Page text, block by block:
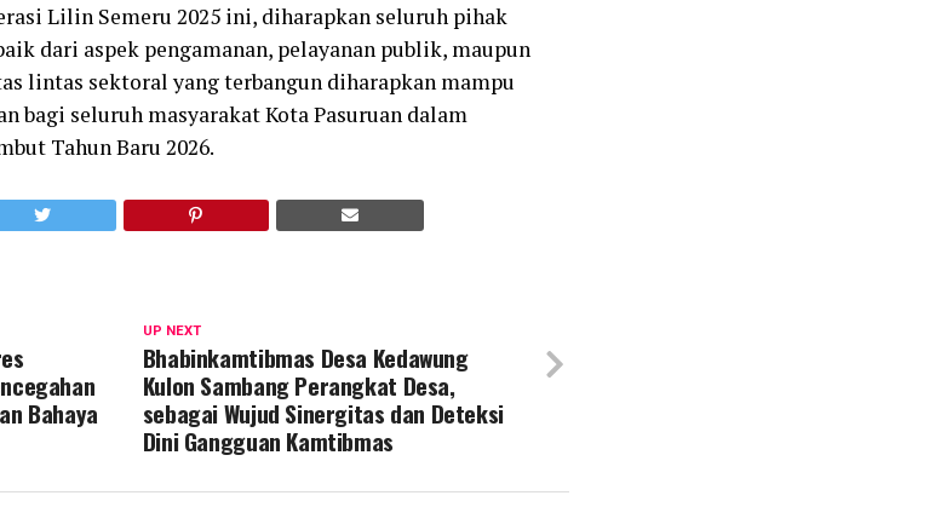
Lilin Semeru 2025 ini, diharapkan seluruh pihak
dari aspek pengamanan, pelayanan publik, maupun
lintas sektoral yang terbangun diharapkan mampu
bagi seluruh masyarakat Kota Pasuruan dalam
Tahun Baru 2026.
UP NEXT
Bhabinkamtibmas Desa Kedawung
Kulon Sambang Perangkat Desa,
sebagai Wujud Sinergitas dan Deteksi
Dini Gangguan Kamtibmas
Bahaya